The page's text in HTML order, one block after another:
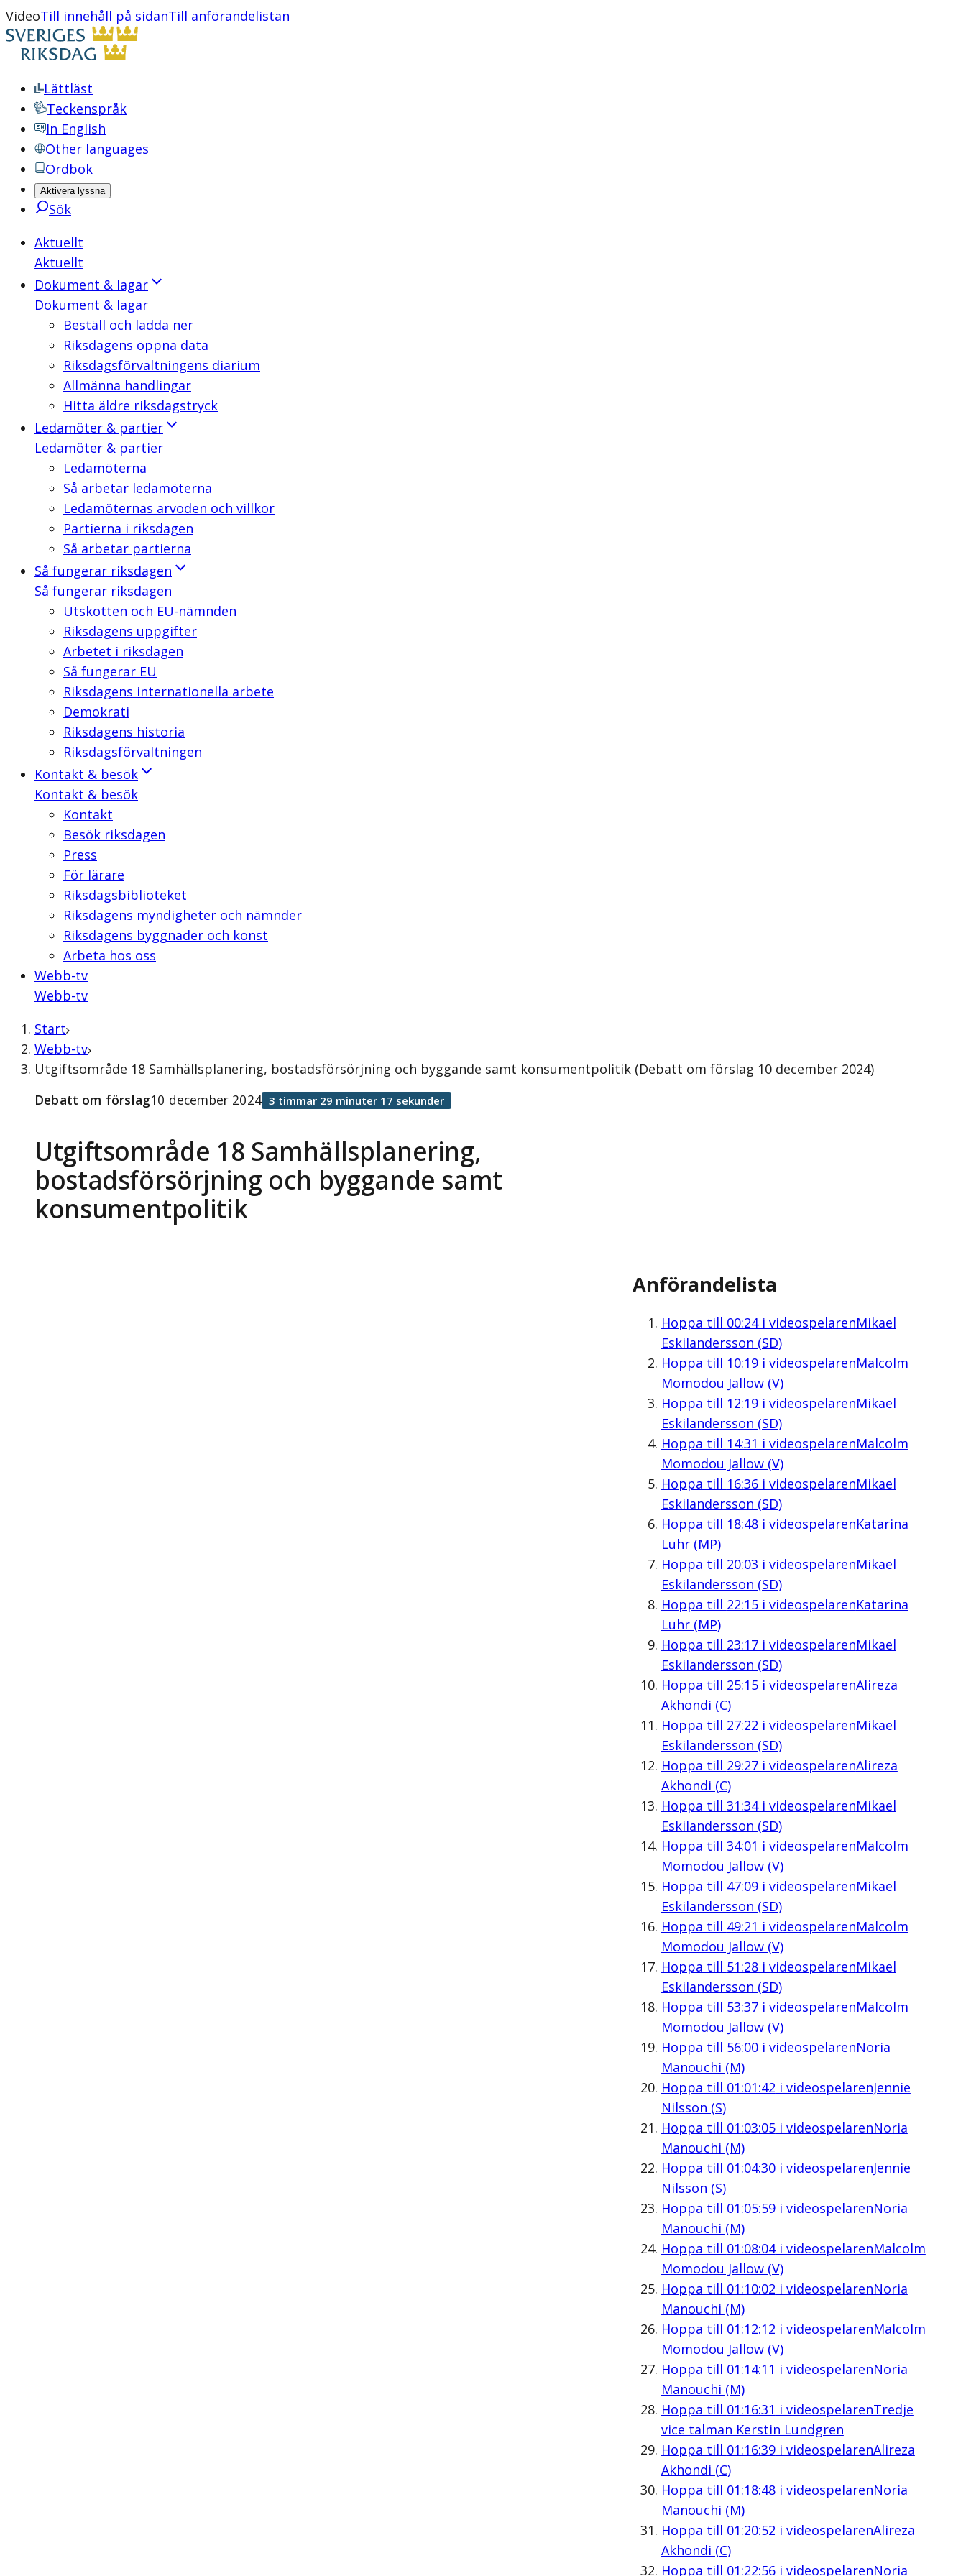
VideoTill innehåll på sidanTill anförandelistan
Lättläst
Teckenspråk
In English
Other languages
Ordbok
Aktivera lyssna
Sök
Aktuellt
Aktuellt
Dokument & lagar
Dokument & lagar
Beställ och ladda ner
Riksdagens öppna data
Riksdagsförvaltningens diarium
Allmänna handlingar
Hitta äldre riksdagstryck
Ledamöter & partier
Ledamöter & partier
Ledamöterna
Så arbetar ledamöterna
Ledamöternas arvoden och villkor
Partierna i riksdagen
Så arbetar partierna
Så fungerar riksdagen
Så fungerar riksdagen
Utskotten och EU-nämnden
Riksdagens uppgifter
Arbetet i riksdagen
Så fungerar EU
Riksdagens internationella arbete
Demokrati
Riksdagens historia
Riksdagsförvaltningen
Kontakt & besök
Kontakt & besök
Kontakt
Besök riksdagen
Press
För lärare
Riksdagsbiblioteket
Riksdagens myndigheter och nämnder
Riksdagens byggnader och konst
Arbeta hos oss
Webb-tv
Webb-tv
Start
Webb-tv
Utgiftsområde 18 Samhällsplanering, bostadsförsörjning och byggande samt konsumentpolitik (Debatt om förslag 10 december 2024)
Utgiftsområde 18 Samhällsplanering,
bostadsförsörjning och byggande samt
konsumentpolitik
Debatt om förslag10 december 2024 3 timmar 29 minuter 17 sekunder
Anförandelista
Hoppa till 00:24i videospelarenMikael
Eskilandersson (SD)
Hoppa till 10:19i videospelarenMalcolm
Momodou Jallow (V)
Hoppa till 12:19i videospelarenMikael
Eskilandersson (SD)
Hoppa till 14:31 i videospelarenMalcolm
Momodou Jallow (V)
Hoppa till 16:36i videospelarenMikael
Eskilandersson (SD)
Hoppa till 18:48i videospelarenKatarina
Luhr (MP)
Hoppa till 20:03 i videospelarenMikael
Eskilandersson (SD)
Hoppa till 22:15i videospelarenKatarina
Luhr (MP)
Hoppa till 23:17i videospelarenMikael
Eskilandersson (SD)
Hoppa till 25:15i videospelarenAlireza
Akhondi (C)
Hoppa till 27:22 i videospelarenMikael
Eskilandersson (SD)
Hoppa till 29:27i videospelarenAlireza
Akhondi (C)
Hoppa till 31:34i videospelarenMikael
Eskilandersson (SD)
Hoppa till 34:01 i videospelarenMalcolm
Momodou Jallow (V)
Hoppa till 47:09i videospelarenMikael
Eskilandersson (SD)
Hoppa till 49:21 i videospelarenMalcolm
Momodou Jallow (V)
Hoppa till 51:28i videospelarenMikael
Eskilandersson (SD)
Hoppa till 53:37i videospelarenMalcolm
Momodou Jallow (V)
Hoppa till 56:00i videospelarenNoria
Manouchi (M)
Hoppa till 01:01:42 i videospelarenJennie
Nilsson (S)
Hoppa till 01:03:05i videospelarenNoria
Manouchi (M)
Hoppa till 01:04:30i videospelarenJennie
Nilsson (S)
Hoppa till 01:05:59i videospelarenNoria
Manouchi (M)
Hoppa till 01:08:04i videospelarenMalcolm
Momodou Jallow (V)
Hoppa till 01:10:02 i videospelarenNoria
Manouchi (M)
Hoppa till 01:12:12 i videospelarenMalcolm
Momodou Jallow (V)
Hoppa till 01:14:11 i videospelarenNoria
Manouchi (M)
Hoppa till 01:16:31 i videospelarenTredje
vice talman Kerstin Lundgren
Hoppa till 01:16:39i videospelarenAlireza
Akhondi (C)
Hoppa till 01:18:48i videospelarenNoria
Manouchi (M)
Hoppa till 01:20:52 i videospelarenAlireza
Akhondi (C)
Hoppa till 01:22:56i videospelarenNoria